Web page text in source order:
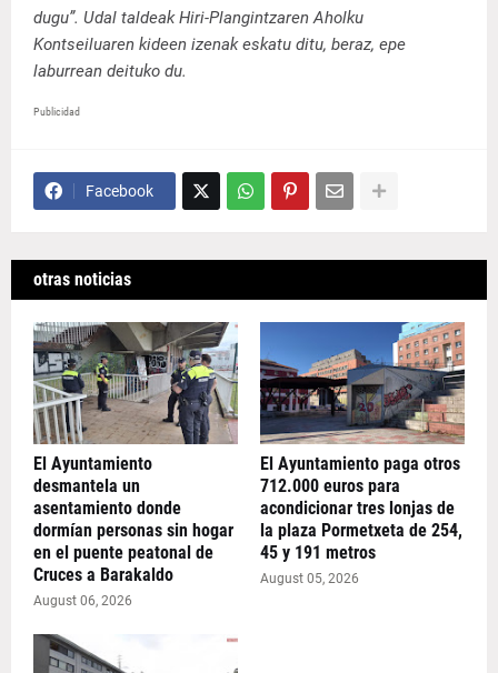
dugu”. Udal taldeak Hiri-Plangintzaren Aholku
Kontseiluaren kideen izenak eskatu ditu, beraz, epe
laburrean deituko du.
Publicidad
Facebook
otras noticias
El Ayuntamiento
desmantela un
asentamiento donde
dormían personas sin hogar
en el puente peatonal de
Cruces a Barakaldo
August 06, 2026
El Ayuntamiento paga otros
712.000 euros para
acondicionar tres lonjas de
la plaza Pormetxeta de 254,
45 y 191 metros
August 05, 2026